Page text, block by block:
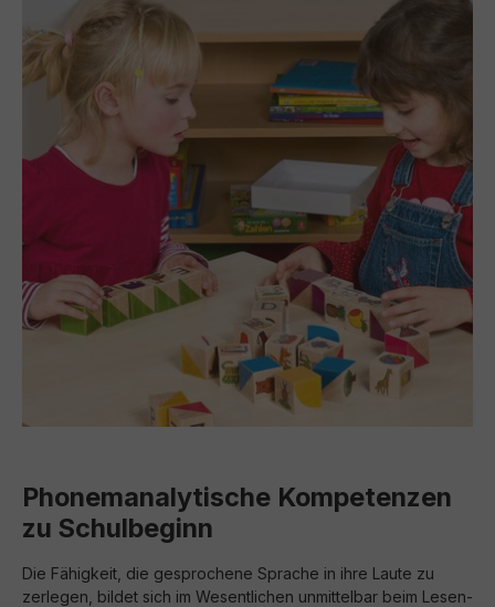
Phonemanalytische Kompetenzen
zu Schulbeginn
Die Fähigkeit, die gesprochene Sprache in ihre Laute zu
zerlegen, bildet sich im Wesentlichen unmittelbar beim Lesen-